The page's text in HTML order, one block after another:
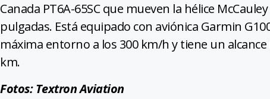
Canada PT6A-65SC que mueven la hélice
pulgadas. Está equipado con aviónica Garmin
máxima entorno a los 300 km/h y tiene un
km.
Fotos: Textron Aviation